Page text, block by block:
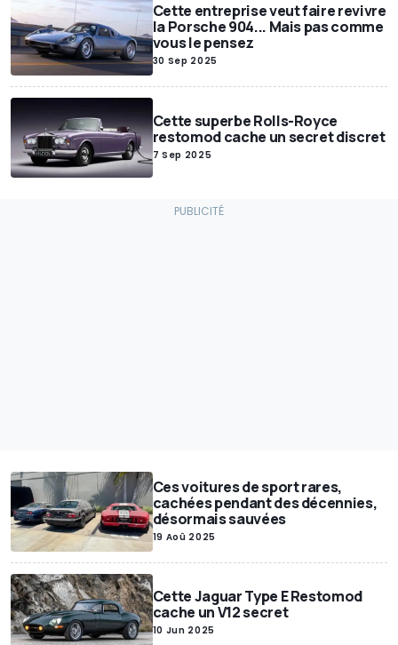
Cette entreprise veut faire revivre
la Porsche 904... Mais pas comme
vous le pensez
30 Sep 2025
Cette superbe Rolls-Royce
restomod cache un secret discret
7 Sep 2025
Ces voitures de sport rares,
cachées pendant des décennies,
désormais sauvées
19 Aoû 2025
Cette Jaguar Type E Restomod
cache un V12 secret
10 Jun 2025